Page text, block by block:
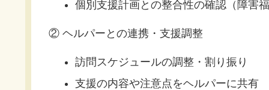
個別支援計画との整合性の確認（障害福
② ヘルパーとの連携・支援調整
訪問スケジュールの調整・割り振り
支援の内容や注意点をヘルパーに共有